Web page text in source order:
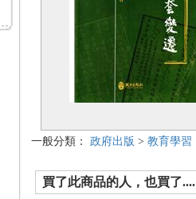
一般分類： 政府出版 > 教育學習
買了此商品的人，也買了....